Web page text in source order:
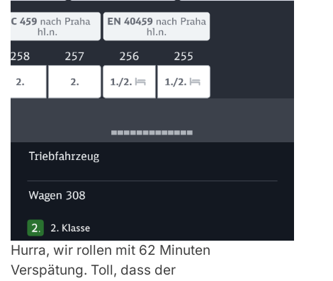
Hurra, wir rollen mit 62 Minuten
Verspätung. Toll, dass der